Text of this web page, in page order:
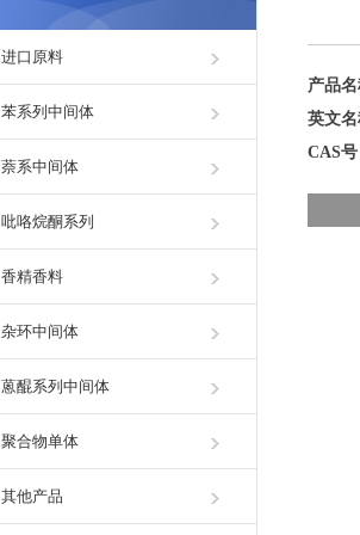
进口原料
苯系列中间体
萘系中间体
吡咯烷酮系列
香精香料
杂环中间体
蒽醌系列中间体
聚合物单体
其他产品
产品
英文
CAS